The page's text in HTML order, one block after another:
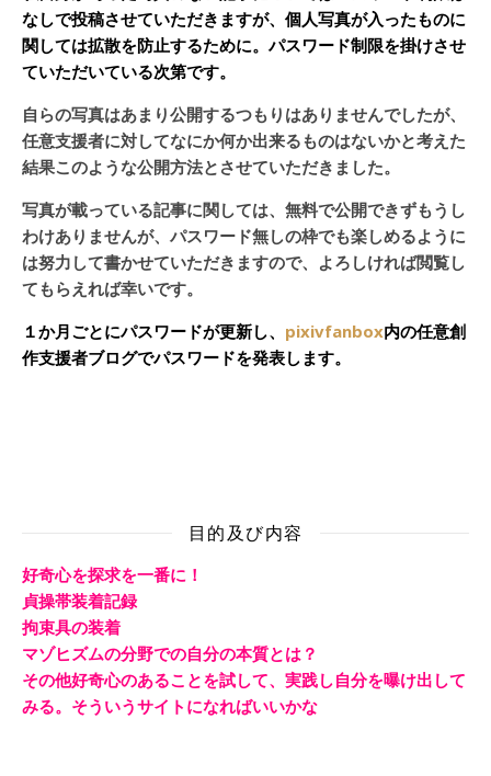
なしで投稿させていただきますが、個人写真が入ったものに
関しては拡散を防止するために。パスワード制限を掛けさせ
ていただいている次第です。
自らの写真はあまり公開するつもりはありませんでしたが、
任意支援者に対してなにか何か出来るものはないかと考えた
結果このような公開方法とさせていただきました。
写真が載っている記事に関しては、無料で公開できずもうし
わけありませんが、パスワード無しの枠でも楽しめるように
は努力して書かせていただきますので、よろしければ閲覧し
てもらえれば幸いです。
１か月ごとにパスワードが更新し、 pixivfanbox内の任意創
作支援者ブログでパスワードを発表します。
目的及び内容
好奇心を探求を一番に！
貞操帯装着記録
拘束具の装着
マゾヒズムの分野での自分の本質とは？
その他好奇心のあることを試して、実践し自分を曝け出して
みる。そういうサイトになればいいかな